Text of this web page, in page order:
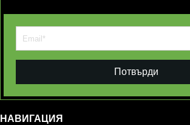
Потвърди
НАВИГАЦИЯ